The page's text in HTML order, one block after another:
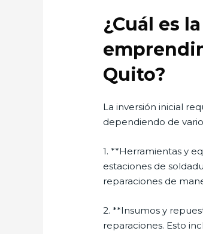
¿Cuál es
Quito?
La inversión inicial
dependiendo de
1. **Herramientas y
estaciones de
reparaciones de
2. **Insumos y
reparaciones. Esto